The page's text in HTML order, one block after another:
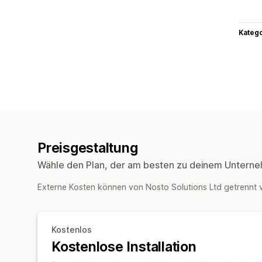
Preisgestaltung
Wähle den Plan, der am besten zu deinem
Externe Kosten können von Nosto Solutions Ltd
Kostenlos
Kostenlose Installation